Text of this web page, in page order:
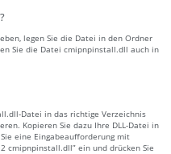
legen Sie die Datei in den Ordner
Sie die Datei cmipnpinstall.dll auch in
Datei in das richtige Verzeichnis
Kopieren Sie dazu Ihre DLL-Datei in
eine Eingabeaufforderung mit
cmipnpinstall.dll” ein und drücken Sie